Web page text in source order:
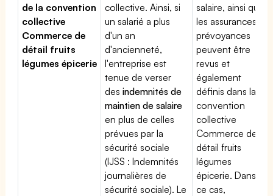
de la convention
collective
Commerce de
détail fruits
légumes épicerie
collective. Ainsi, si
un salarié a plus
d'un an
d'ancienneté,
l'entreprise est
tenue de verser
desindemnités de
maintien de salaire
en plus de celles
prévues par la
sécurité sociale
(IJSS : Indemnités
journalières de
sécurité sociale). Le
salaire, ainsi que
les assurances
prévoyances
peuvent être
revus et
également
définis dans la
convention
collective
Commerce de
détail fruits
légumes
épicerie. Dans
ce cas,